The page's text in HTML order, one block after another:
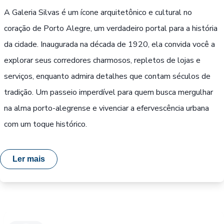
A Galeria Silvas é um ícone arquitetônico e cultural no
coração de Porto Alegre, um verdadeiro portal para a história
da cidade. Inaugurada na década de 1920, ela convida você a
explorar seus corredores charmosos, repletos de lojas e
serviços, enquanto admira detalhes que contam séculos de
tradição. Um passeio imperdível para quem busca mergulhar
na alma porto-alegrense e vivenciar a efervescência urbana
com um toque histórico.
Ler mais